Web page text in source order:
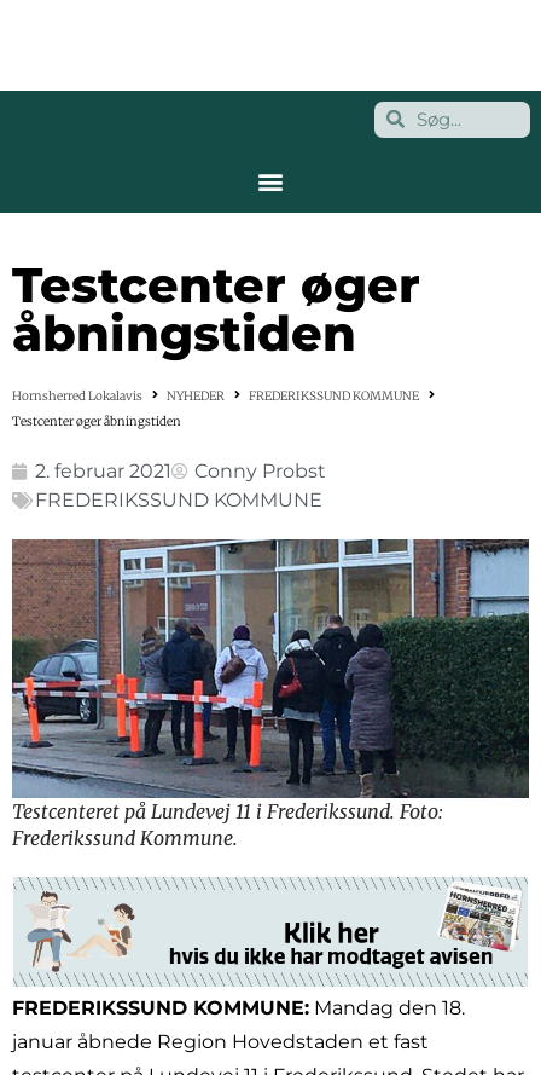
Testcenter øger
åbningstiden
Hornsherred Lokalavis NYHEDER
FREDERIKSSUND KOMMUNE
Testcenter øger åbningstiden
2. februar 2021
Conny Probst
FREDERIKSSUND KOMMUNE
Testcenteret på Lundevej 11 i Frederikssund. Foto:
Frederikssund Kommune.
FREDERIKSSUND KOMMUNE: Mandag den 18.
januar åbnede Region Hovedstaden et fast